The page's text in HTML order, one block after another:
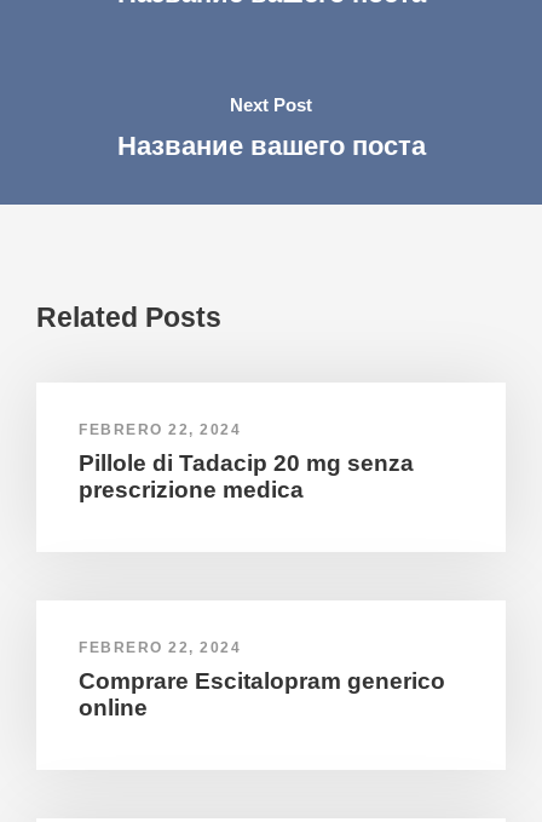
Next Post
Название вашего поста
Related Posts
FEBRERO 22, 2024
Pillole di Tadacip 20 mg senza
prescrizione medica
FEBRERO 22, 2024
Comprare Escitalopram generico
online